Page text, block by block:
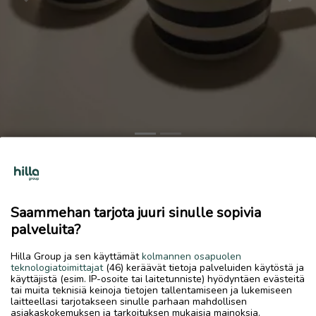
Marimekko tasaraita mukit
15.6.2026, 16.37
location_on Kokkola Keskus
Myydään
Kaksi Marimekon tasaraita mukia
Saammehan tarjota juuri sinulle sopivia
palveluita?
Hilla Group ja sen käyttämätkolmannen osapuolen
teknologiatoimittajat(46) keräävät tietoja palveluiden käytöstä ja
käyttäjistä (esim. IP-osoite tai laitetunniste) hyödyntäen evästeitä
tai muita teknisiä keinoja tietojen tallentamiseen ja lukemiseen
laitteellasi tarjotakseen sinulle parhaan mahdollisen
asiakaskokemuksen ja tarkoituksen mukaisia mainoksia.